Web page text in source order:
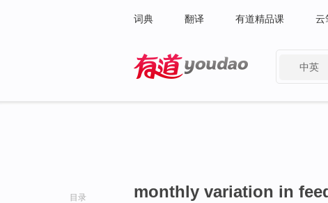
词典 翻译 有道精品课 云
中英
目录 monthly variation in